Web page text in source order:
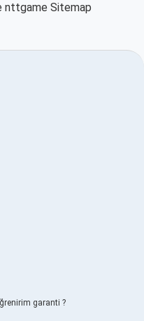
nttgame Sitemap
garanti ?